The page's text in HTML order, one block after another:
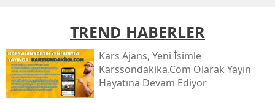
Mersin
İstanbul
TREND HABERLER
Kars Ajans, Yeni İsimle
Karssondakika.com Olarak Yayın
Hayatına Devam Ediyor